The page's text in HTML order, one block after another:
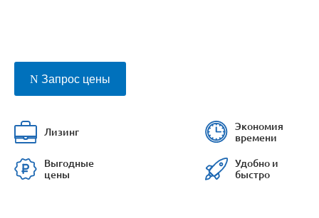
Запрос цены
Лизинг
Экономия
времени
Выгодные
цены
Удобно и
быстро